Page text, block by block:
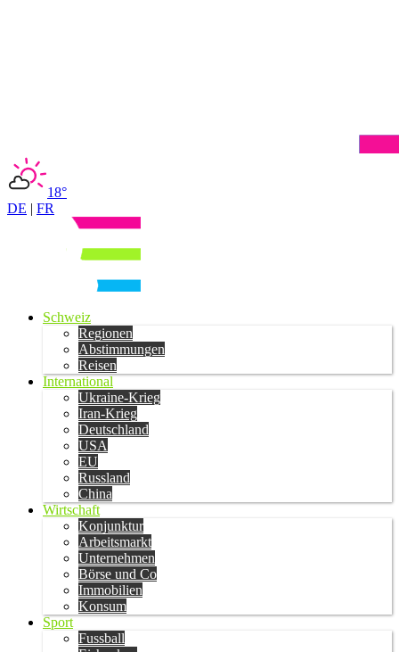
18°
DE | FR
Schweiz
Regionen
Abstimmungen
Reisen
International
Ukraine-Krieg
Iran-Krieg
Deutschland
USA
EU
Russland
China
Wirtschaft
Konjunktur
Arbeitsmarkt
Unternehmen
Börse und Co
Immobilien
Konsum
Sport
Fussball